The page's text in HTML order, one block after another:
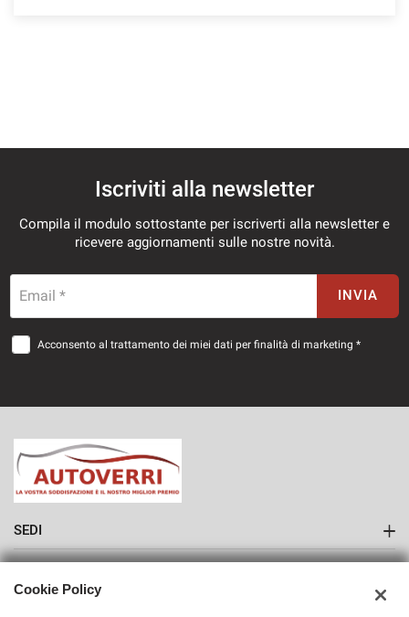
Iscriviti alla newsletter
Compila il modulo sottostante per iscriverti alla newsletter e
ricevere aggiornamenti sulle nostre novità.
Email * INVIA
Acconsento al trattamento dei miei dati per finalità di marketing *
SEDI
Sede di Como
AZIENDA
Cookie Policy